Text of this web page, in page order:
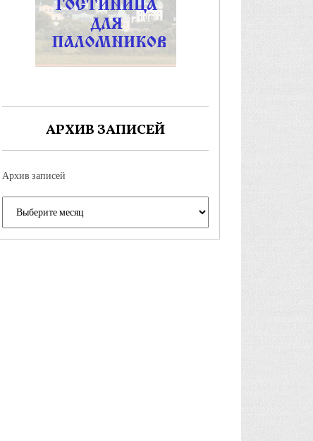
АРХИВ ЗАПИСЕЙ
Архив записей